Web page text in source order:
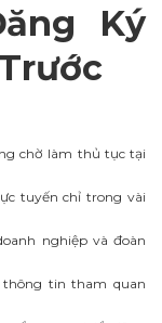
ng Ký
ước
chờ làm thủ tục tại
tuyến chỉ trong vài
nghiệp và đoàn
tin tham quan